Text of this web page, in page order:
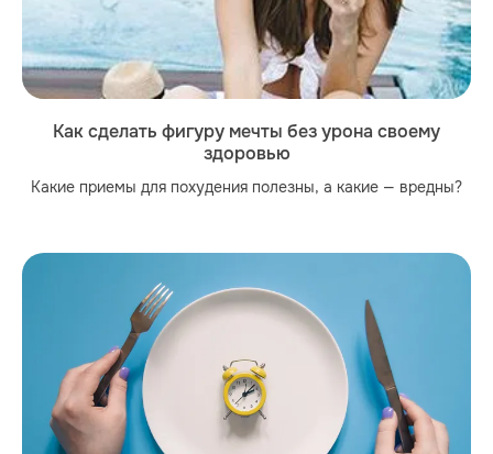
Как сделать фигуру мечты без урона своему
здоровью
Какие приемы для похудения полезны, а какие — вредны?